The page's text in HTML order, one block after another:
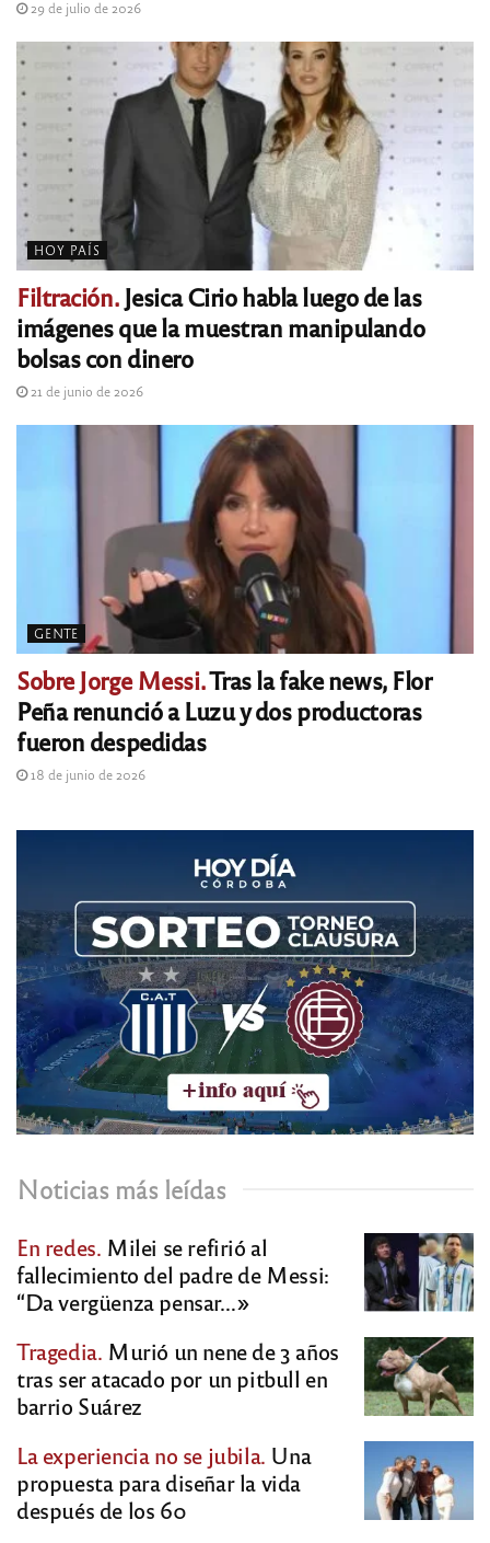
29 de julio de 2026
HOY PAÍS
Filtración.Jesica Cirio habla luego de las
imágenes que la muestran manipulando
bolsas con dinero
21 de junio de 2026
GENTE
Sobre Jorge Messi.Tras la fake news, Flor
Peña renunció a Luzu y dos productoras
fueron despedidas
18 de junio de 2026
Noticias más leídas
En redes. Milei se refirió al
fallecimiento del padre de Messi:
“Da vergüenza pensar…»
Tragedia. Murió un nene de 3 años
tras ser atacado por un pitbull en
barrio Suárez
La experiencia no se jubila. Una
propuesta para diseñar la vida
después de los 60